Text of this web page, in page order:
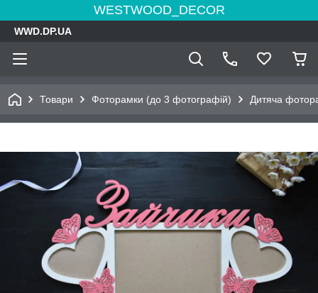
WESTWOOD_DECOR
WWD.DP.UA
Товари Фоторамки (до 3 фотографій) Дитяча